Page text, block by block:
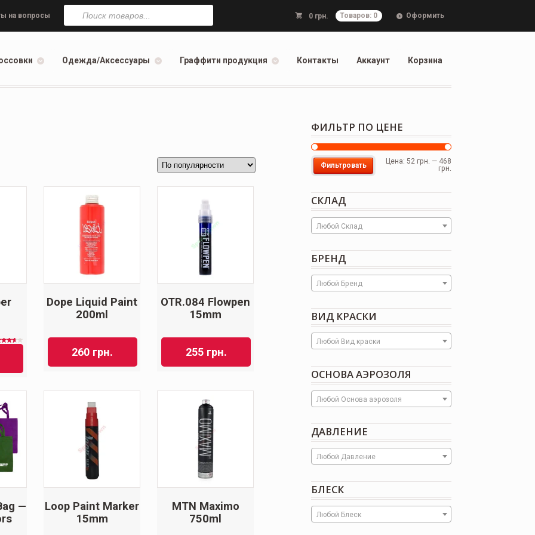
на вопросы 0 грн. Товаров: 0 Оформить
Поиск
товаров
Одежда/Аксессуары Граффити продукция Контакты Аккаунт Корзина
Dope Liquid Paint
200ml
260 грн.
OTR.084 Flowpen
15mm
255 грн.
—
Loop Paint Marker
15mm
MTN Maximo
750ml
ФИЛЬТР ПО ЦЕНЕ
Фильтровать Цена: 52 грн. — 468
грн.
СКЛАД
Любой Склад
БРЕНД
Любой Бренд
ВИД КРАСКИ
Любой Вид краски
ОСНОВА АЭРОЗОЛЯ
Любой Основа аэрозоля
ДАВЛЕНИЕ
Любой Давление
БЛЕСК
Любой Блеск